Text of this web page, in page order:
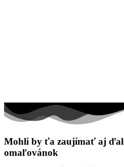
Mohli by ťa zaujímať aj
omaľovánok